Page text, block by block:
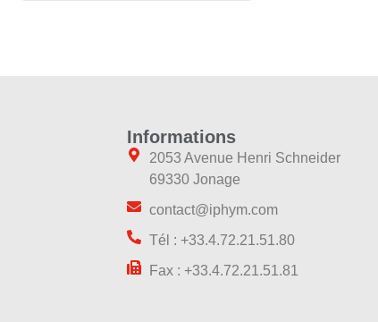
Informations
2053 Avenue Henri Schneider
69330 Jonage
contact@iphym.com
Tél : +33.4.72.21.51.80
Fax : +33.4.72.21.51.81